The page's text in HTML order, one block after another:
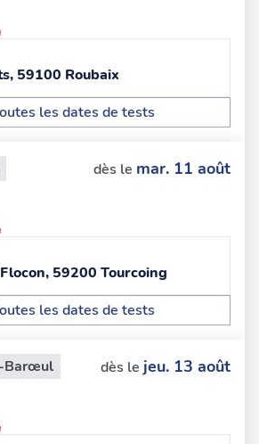
59100 Roubaix
les dates de tests
dès le mar. 11 août
59200 Tourcoing
les dates de tests
Barœul dès le jeu. 13 août